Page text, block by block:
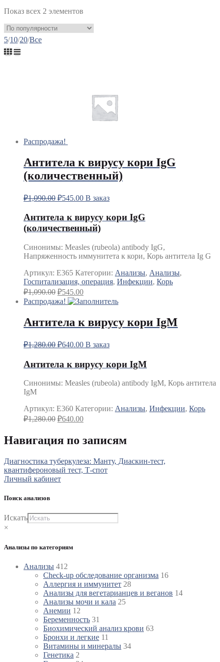
Показ всех 2 элементов
5/10/20/Все
Распродажа!
Антитела к вирусу кори IgG
(количественный)
₽1,090.00 ₽545.00 В заказ
Антитела к вирусу кори IgG
(количественный)
Синонимы: Measles (rubeola) antibody IgG,
Напряженность иммунитета к кори, Корь антитела Ig G
Артикул: E365 Категории: Анализы, Анализы,
Госпитализация, операция, Инфекции, Корь
₽1,090.00 ₽545.00
Распродажа!
Антитела к вирусу кори IgM
₽1,280.00 ₽640.00 В заказ
Антитела к вирусу кори IgM
Синонимы: Measles (rubeola) antibody IgM, Корь антитела
IgM
Артикул: E360 Категории: Анализы, Инфекции, Корь
₽1,280.00 ₽640.00
Навигация по записям
Диагностика туберкулеза: Манту, Диаскин-тест,
квантифероновый тест, Т-спот
Личный кабинет
Поиск анализов
Искать
×
Анализы по категориям
Анализы 412
Check-up обследование организма 16
Аллергия и иммунитет 28
Анализы для вегетарианцев и веганов 14
Анализы мочи и кала 25
Анемии 12
Беременность 31
Биохимический анализ крови 63
Бронхи и легкие 11
Витамины и минералы 34
Генетика 2